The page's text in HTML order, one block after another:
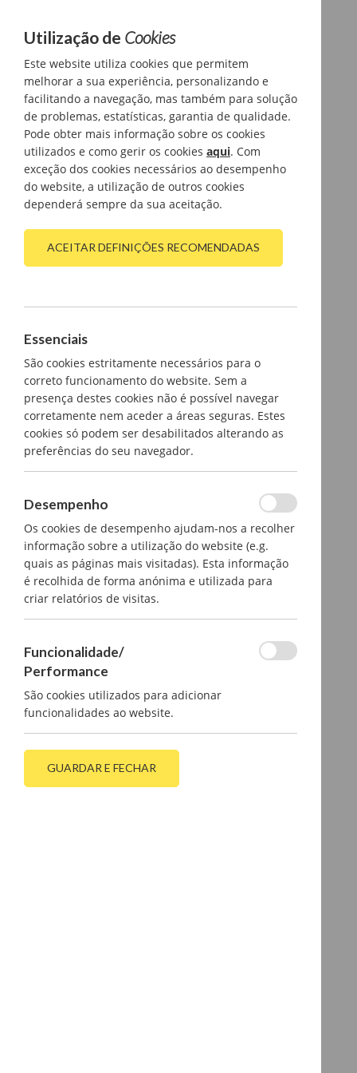
Utilização de Cookies
Este website utiliza cookies que permitem
melhorar a sua experiência, personalizando e
facilitando a navegação, mas também para solução
de problemas, estatísticas, garantia de qualidade.
Pode obter mais informação sobre os cookies
utilizados e como gerir os cookies aqui. Com
exceção dos cookies necessários ao desempenho
do website, a utilização de outros cookies
dependerá sempre da sua aceitação.
ACEITAR DEFINIÇÕES RECOMENDADAS
Essenciais
São cookies estritamente necessários para o
correto funcionamento do website. Sem a
presença destes cookies não é possível navegar
corretamente nem aceder a áreas seguras. Estes
cookies só podem ser desabilitados alterando as
preferências do seu navegador.
Desempenho
Os cookies de desempenho ajudam-nos a recolher
informação sobre a utilização do website (e.g.
quais as páginas mais visitadas). Esta informação
é recolhida de forma anónima e utilizada para
criar relatórios de visitas.
Funcionalidade/
Performance
São cookies utilizados para adicionar
funcionalidades ao website.
GUARDAR E FECHAR